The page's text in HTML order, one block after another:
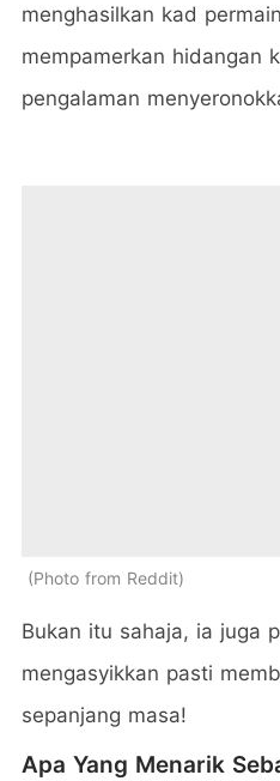
menghasilkan kad
mempamerkan hidangan
pengalaman
Photo from Reddit
Bukan itu sahaja, ia juga
mengasyikkan pasti
sepanjang masa!
Apa Yang Menarik